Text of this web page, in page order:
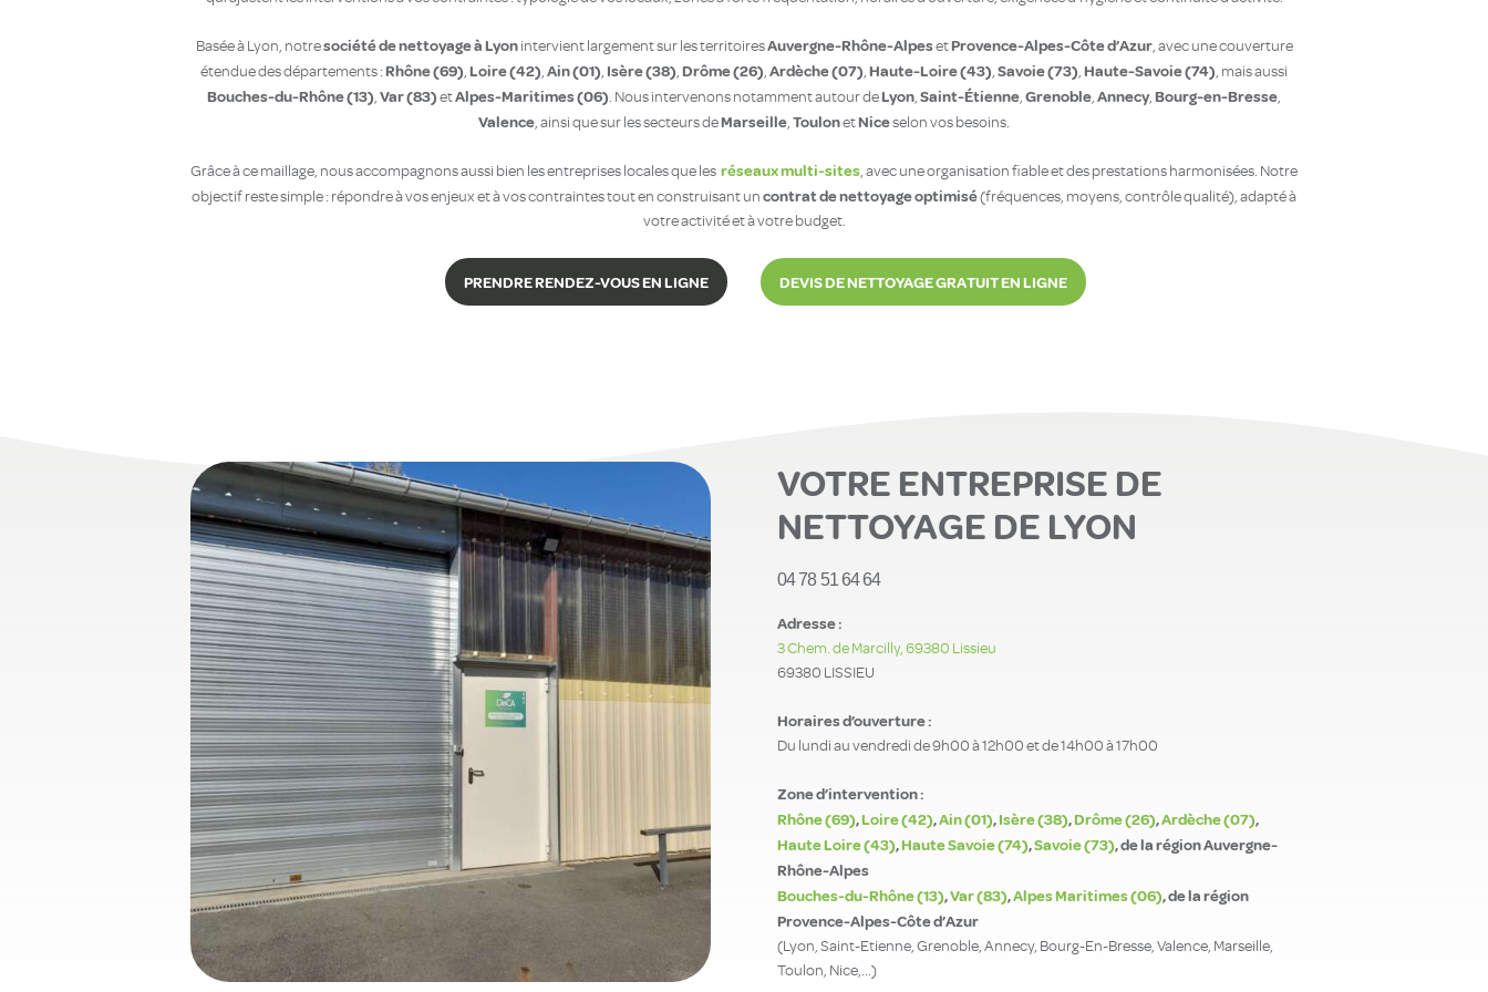
Basée à Lyon, notresociété de nettoyage à Lyonintervient largement sur les territoiresAuvergne-Rhône-AlpesetProvence-Alpes-Côte d’Azur, avec une couverture
étendue des départements :Rhône (69) Loire (42) Ain (01) Isère (38) Drôme (26) Ardèche (07) Haute-Loire (43) Savoie (73) Haute-Savoie (74) , mais aussi
Bouches-du-Rhône (13) Var (83) etAlpes-Maritimes (06) . Nous intervenons notamment autour deLyon Saint-Étienne Grenoble Annecy Bourg-en-Bresse
Valence , ainsi que sur les secteurs deMarseille ToulonetNiceselon vos besoins.
Grâce à ce maillage, nous accompagnons aussi bien les entreprises locales que les réseaux multi-sites , avec une organisation fiable et des prestations harmonisées. Notre
objectif reste simple : répondre à vos enjeux et à vos contraintes tout en construisant un contrat de nettoyage optimisé(fréquences, moyens, contrôle qualité), adapté à
votre activité et à votre budget.
PRENDRE RENDEZ-VOUS EN LIGNE DEVIS DE NETTOYAGE GRATUIT EN LIGNE
VOTRE ENTREPRISE DE
NETTOYAGE DE LYON
04 78 51 64 64
Adresse :
3 Chem. de Marcilly, 69380 Lissieu
69380 LISSIEU
Horaires d’ouverture :
Du lundi au vendredi de 9h00 à 12h00 et de 14h00 à 17h00
Zone d’intervention :
Rhône (69),Loire (42),Ain (01),Isère (38),Drôme (26),Ardèche (07),
Haute Loire (43),Haute Savoie (74),Savoie (73), de la région Auvergne-
Rhône-Alpes
Bouches-du-Rhône (13),Var (83),Alpes Maritimes (06), de la région
Provence-Alpes-Côte d’Azur
(Lyon, Saint-Etienne, Grenoble, Annecy, Bourg-En-Bresse, Valence, Marseille,
Toulon, Nice,…)